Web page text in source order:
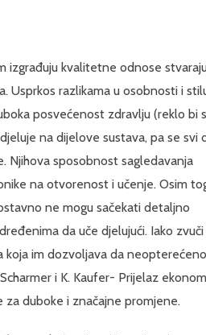
izgrađuju kvalitetne odnose
Usprkos razlikama u osobnosti i
posvećenost zdravlju (reklo bi
na dijelove sustava, pa se svi
Njihova sposobnost sagledavanja
na otvorenost i učenje. Osim
ne mogu sačekati detaljno
da uče djelujući. Iako zvuči
koja im dozvoljava da neopterećeno
i K. Kaufer- Prijelaz
duboke i značajne promjene.